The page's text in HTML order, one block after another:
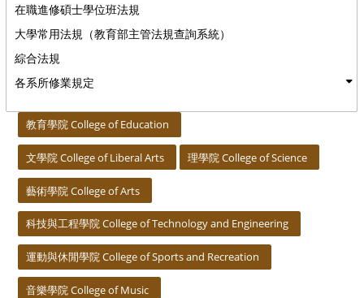
在職進修碩士學位班法規
大學常用法規（教育部主管法規查詢系統）
綜合法規
各系所修業規定
教育學院 College of Education
文學院 College of Liberal Arts 理學院 College of Science
藝術學院 College of Arts
科技與工程學院 College of Technology and Engineering
運動與休閒學院 College of Sports and Recreation
音樂學院 College of Music